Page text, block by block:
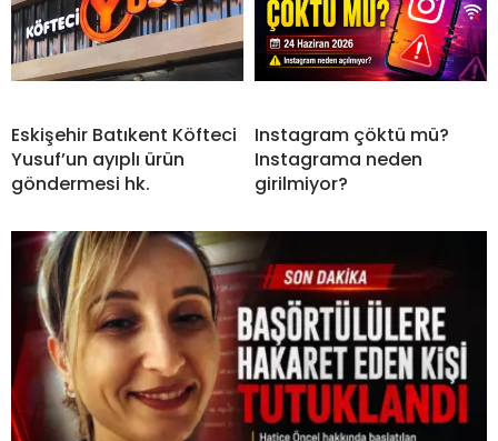
Eskişehir Batıkent Köfteci
Yusuf’un ayıplı ürün
göndermesi hk.
Instagram çöktü mü?
Instagrama neden
girilmiyor?